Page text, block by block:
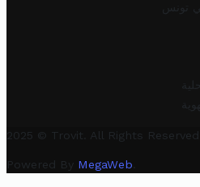
تونس
2025 © Trovit. All Rights Reserved.
Powered By MegaWeb